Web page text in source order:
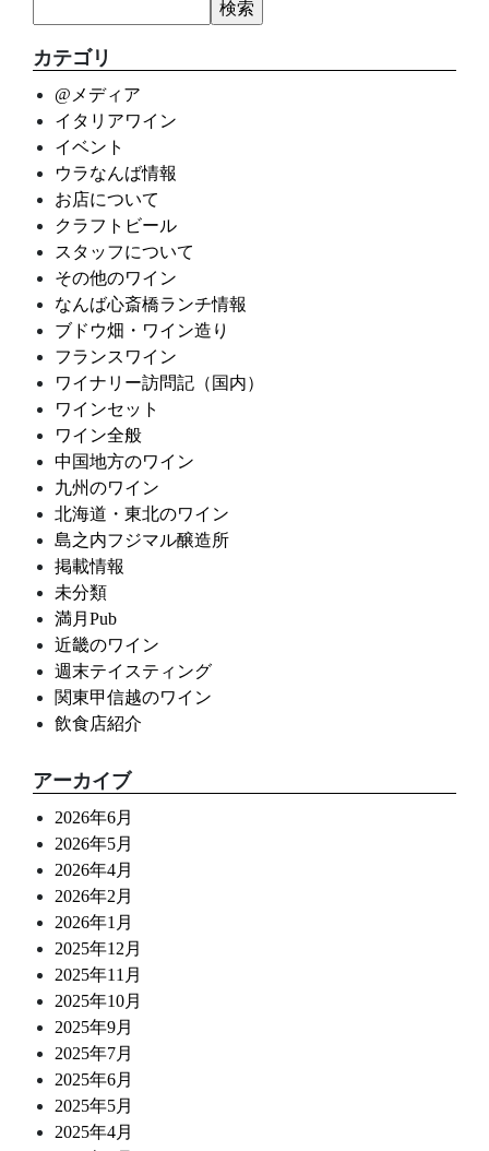
カテゴリ
@メディア
イタリアワイン
イベント
ウラなんば情報
お店について
クラフトビール
スタッフについて
その他のワイン
なんば心斎橋ランチ情報
ブドウ畑・ワイン造り
フランスワイン
ワイナリー訪問記（国内）
ワインセット
ワイン全般
中国地方のワイン
九州のワイン
北海道・東北のワイン
島之内フジマル醸造所
掲載情報
未分類
満月Pub
近畿のワイン
週末テイスティング
関東甲信越のワイン
飲食店紹介
アーカイブ
2026年6月
2026年5月
2026年4月
2026年2月
2026年1月
2025年12月
2025年11月
2025年10月
2025年9月
2025年7月
2025年6月
2025年5月
2025年4月